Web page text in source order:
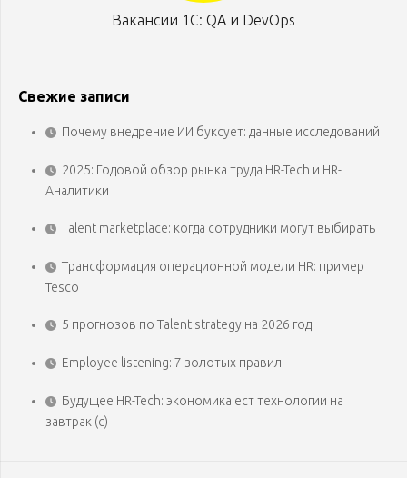
Вакансии 1С: QA и DevOps
Свежие записи
Почему внедрение ИИ буксует: данные исследований
2025: Годовой обзор рынка труда HR-Tech и HR-
Аналитики
Talent marketplace: когда сотрудники могут выбирать
Трансформация операционной модели HR: пример
Tesco
5 прогнозов по Talent strategy на 2026 год
Employee listening: 7 золотых правил
Будущее HR-Tech: экономика ест технологии на
завтрак (с)